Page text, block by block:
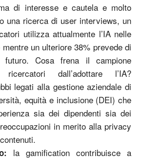
di interesse e cautela e molto
una ricerca di user interviews, un
utilizza attualmente l’IA nelle
un ulteriore 38% prevede di
futuro. Cosa frena il campione
dall’adottare l’IA?
legati alla gestione aziendale di
equità e inclusione (DEI) che
sia dei dipendenti sia dei
in merito alla privacy
la gamification contribuisce a